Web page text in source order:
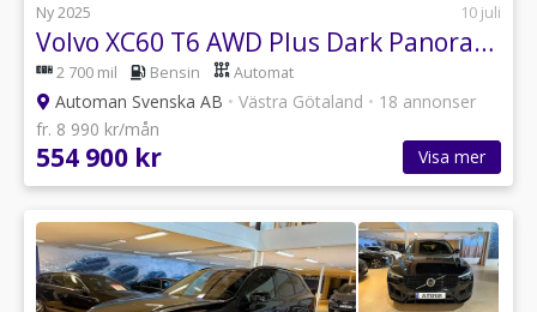
Ny 2025 10 juli
Volvo XC60 T6 AWD Plus Dark Panoramatak 360-Kamera Harman/Kardon
2 700 mil Bensin Automat
Automan Svenska AB • Västra Götaland • 18 annonser
fr. 8 990 kr/mån
554 900 kr Visa mer